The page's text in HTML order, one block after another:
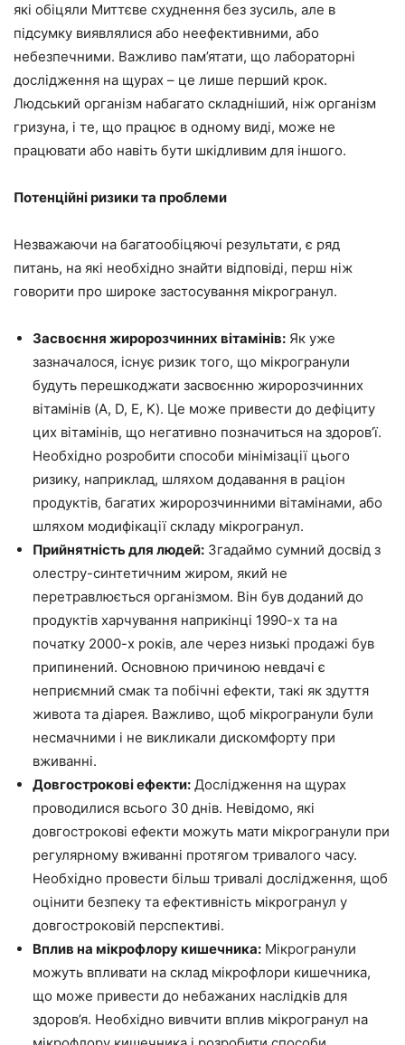
які обіцяли Миттєве схуднення без зусиль, але в
підсумку виявлялися або неефективними, або
небезпечними. Важливо пам’ятати, що лабораторні
дослідження на щурах – це лише перший крок.
Людський організм набагато складніший, ніж організм
гризуна, і те, що працює в одному виді, може не
працювати або навіть бути шкідливим для іншого.
Потенційні ризики та проблеми
Незважаючи на багатообіцяючі результати, є ряд
питань, на які необхідно знайти відповіді, перш ніж
говорити про широке застосування мікрогранул.
Засвоєння жиророзчинних вітамінів: Як уже
зазначалося, існує ризик того, що мікрогранули
будуть перешкоджати засвоєнню жиророзчинних
вітамінів (A, D, E, K). Це може привести до дефіциту
цих вітамінів, що негативно позначиться на здоров’ї.
Необхідно розробити способи мінімізації цього
ризику, наприклад, шляхом додавання в раціон
продуктів, багатих жиророзчинними вітамінами, або
шляхом модифікації складу мікрогранул.
Прийнятність для людей: Згадаймо сумний досвід з
олестру-синтетичним жиром, який не
перетравлюється організмом. Він був доданий до
продуктів харчування наприкінці 1990-х та на
початку 2000-х років, але через низькі продажі був
припинений. Основною причиною невдачі є
неприємний смак та побічні ефекти, такі як здуття
живота та діарея. Важливо, щоб мікрогранули були
несмачними і не викликали дискомфорту при
вживанні.
Довгострокові ефекти: Дослідження на щурах
проводилися всього 30 днів. Невідомо, які
довгострокові ефекти можуть мати мікрогранули при
регулярному вживанні протягом тривалого часу.
Необхідно провести більш тривалі дослідження, щоб
оцінити безпеку та ефективність мікрогранул у
довгостроковій перспективі.
Вплив на мікрофлору кишечника: Мікрогранули
можуть впливати на склад мікрофлори кишечника,
що може привести до небажаних наслідків для
здоров’я. Необхідно вивчити вплив мікрогранул на